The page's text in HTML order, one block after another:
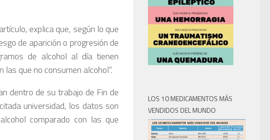
explica que, según lo que
de aparición o progresión de
de alcohol al día tienen
que no consumen alcohol”.
dentro de su trabajo de Fin de
universidad, los datos son
comparado con las que
LOS 10 MEDICAMENTOS MÁS
VENDIDOS DEL MUNDO